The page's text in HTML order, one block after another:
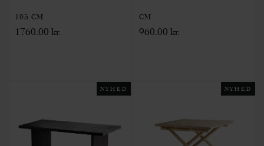
105 CM
1760.00 kr.
CM
960.00 kr.
NYHED NYHED